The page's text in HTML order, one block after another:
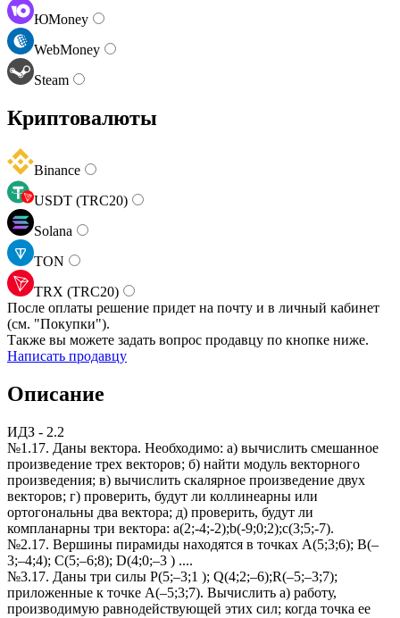
ЮMoney
WebMoney
Steam
Криптовалюты
Binance
USDT (TRC20)
Solana
TON
TRX (TRC20)
После оплаты решение придет на почту и в личный кабинет
(см. "Покупки").
Также вы можете задать вопрос продавцу по кнопке ниже.
Написать продавцу
Описание
ИДЗ - 2.2
№1.17. Даны вектора. Необходимо: а) вычислить смешанное
произведение трех векторов; б) найти модуль векторного
произведения; в) вычислить скалярное произведение двух
векторов; г) проверить, будут ли коллинеарны или
ортогональны два вектора; д) проверить, будут ли
компланарны три вектора: a(2;-4;-2);b(-9;0;2);c(3;5;-7).
№2.17. Вершины пирамиды находятся в точках A(5;3;6); B(–
3;–4;4); C(5;–6;8); D(4;0;–3 ) ....
№3.17. Даны три силы P(5;–3;1 ); Q(4;2;–6);R(–5;–3;7);
приложенные к точке А(–5;3;7). Вычислить а) работу,
производимую равнодействующей этих сил; когда точка ее